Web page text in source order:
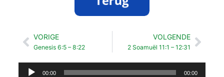
Vorige
VORIGE
Genesis 6:5 – 8:22
VOLGENDE
2 Soamuël 11:1 – 12:31
Audiospeler
00:00 00:00